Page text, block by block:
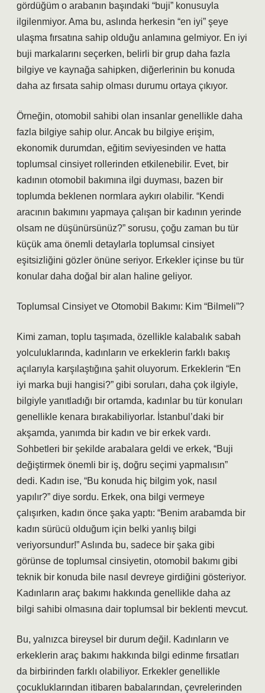
gördüğüm o arabanın başındaki “buji” konusuyla
ilgilenmiyor. Ama bu, aslında herkesin “en iyi” şeye
ulaşma fırsatına sahip olduğu anlamına gelmiyor. En iyi
buji markalarını seçerken, belirli bir grup daha fazla
bilgiye ve kaynağa sahipken, diğerlerinin bu konuda
daha az fırsata sahip olması durumu ortaya çıkıyor.
Örneğin, otomobil sahibi olan insanlar genellikle daha
fazla bilgiye sahip olur. Ancak bu bilgiye erişim,
ekonomik durumdan, eğitim seviyesinden ve hatta
toplumsal cinsiyet rollerinden etkilenebilir. Evet, bir
kadının otomobil bakımına ilgi duyması, bazen bir
toplumda beklenen normlara aykırı olabilir. “Kendi
aracının bakımını yapmaya çalışan bir kadının yerinde
olsam ne düşünürsünüz?” sorusu, çoğu zaman bu tür
küçük ama önemli detaylarla toplumsal cinsiyet
eşitsizliğini gözler önüne seriyor. Erkekler içinse bu tür
konular daha doğal bir alan haline geliyor.
Toplumsal Cinsiyet ve Otomobil Bakımı: Kim “Bilmeli”?
Kimi zaman, toplu taşımada, özellikle kalabalık sabah
yolculuklarında, kadınların ve erkeklerin farklı bakış
açılarıyla karşılaştığına şahit oluyorum. Erkeklerin “En
iyi marka buji hangisi?” gibi soruları, daha çok ilgiyle,
bilgiyle yanıtladığı bir ortamda, kadınlar bu tür konuları
genellikle kenara bırakabiliyorlar. İstanbul’daki bir
akşamda, yanımda bir kadın ve bir erkek vardı.
Sohbetleri bir şekilde arabalara geldi ve erkek, “Buji
değiştirmek önemli bir iş, doğru seçimi yapmalısın”
dedi. Kadın ise, “Bu konuda hiç bilgim yok, nasıl
yapılır?” diye sordu. Erkek, ona bilgi vermeye
çalışırken, kadın önce şaka yaptı: “Benim arabamda bir
kadın sürücü olduğum için belki yanlış bilgi
veriyorsundur!” Aslında bu, sadece bir şaka gibi
görünse de toplumsal cinsiyetin, otomobil bakımı gibi
teknik bir konuda bile nasıl devreye girdiğini gösteriyor.
Kadınların araç bakımı hakkında genellikle daha az
bilgi sahibi olmasına dair toplumsal bir beklenti mevcut.
Bu, yalnızca bireysel bir durum değil. Kadınların ve
erkeklerin araç bakımı hakkında bilgi edinme fırsatları
da birbirinden farklı olabiliyor. Erkekler genellikle
çocukluklarından itibaren babalarından, çevrelerinden